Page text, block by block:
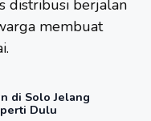
distribusi berjalan
membuat
di Solo Jelang
Dulu